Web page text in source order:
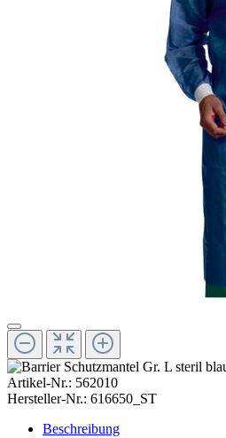
Artikel-Nr.: 562010
Hersteller-Nr.: 616650_ST
Beschreibung